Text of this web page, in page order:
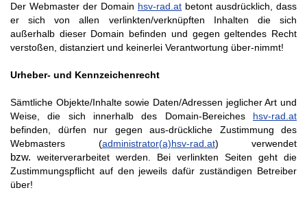
Der Webmaster der Domain hsv-rad.at betont ausdrücklich, dass
er sich von allen verlinkten/verknüpften Inhalten die sich
außerhalb dieser Domain befinden und gegen geltendes Recht
verstoßen, distanziert und keinerlei Verantwortung über-nimmt!
Urheber- und Kennzeichenrecht
Sämtliche Objekte/Inhalte sowie Daten/Adressen jeglicher Art und
Weise, die sich innerhalb des Domain-Bereiches hsv-rad.at
befinden, dürfen nur gegen aus-drückliche Zustimmung des
Webmasters (administrator(a)hsv-rad.at) verwendet
bzw. weiterverarbeitet werden. Bei verlinkten Seiten geht die
Zustimmungspflicht auf den jeweils dafür zuständigen Betreiber
über!